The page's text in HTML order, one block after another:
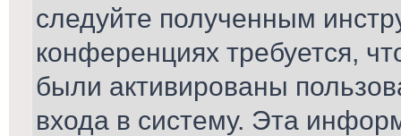
следуйте полученным
конференциях требуется,
были активированы
входа в систему. Эта